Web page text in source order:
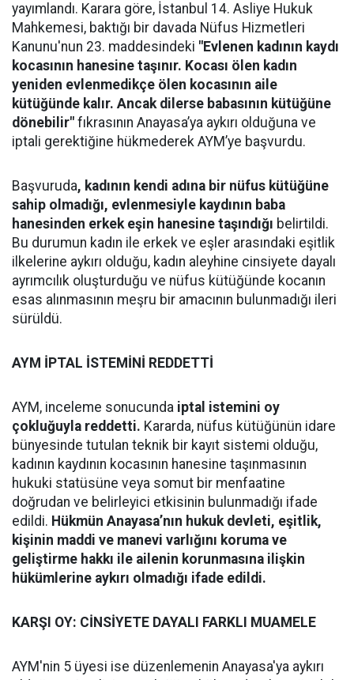
yayımlandı. Karara göre, İstanbul 14. Asliye Hukuk
Mahkemesi, baktığı bir davada Nüfus Hizmetleri
Kanunu'nun 23. maddesindeki "Evlenen kadının kaydı
kocasının hanesine taşınır. Kocası ölen kadın
yeniden evlenmedikçe ölen kocasının aile
kütüğünde kalır. Ancak dilerse babasının kütüğüne
dönebilir" fıkrasının Anayasa’ya aykırı olduğuna ve
iptali gerektiğine hükmederek AYM’ye başvurdu.
Başvuruda, kadının kendi adına bir nüfus kütüğüne
sahip olmadığı, evlenmesiyle kaydının baba
hanesinden erkek eşin hanesine taşındığı belirtildi.
Bu durumun kadın ile erkek ve eşler arasındaki eşitlik
ilkelerine aykırı olduğu, kadın aleyhine cinsiyete dayalı
ayrımcılık oluşturduğu ve nüfus kütüğünde kocanın
esas alınmasının meşru bir amacının bulunmadığı ileri
sürüldü.
AYM İPTAL İSTEMİNİ REDDETTİ
AYM, inceleme sonucunda iptal istemini oy
çokluğuyla reddetti. Kararda, nüfus kütüğünün idare
bünyesinde tutulan teknik bir kayıt sistemi olduğu,
kadının kaydının kocasının hanesine taşınmasının
hukuki statüsüne veya somut bir menfaatine
doğrudan ve belirleyici etkisinin bulunmadığı ifade
edildi. Hükmün Anayasa’nın hukuk devleti, eşitlik,
kişinin maddi ve manevi varlığını koruma ve
geliştirme hakkı ile ailenin korunmasına ilişkin
hükümlerine aykırı olmadığı ifade edildi.
KARŞI OY: CİNSİYETE DAYALI FARKLI MUAMELE
AYM'nin 5 üyesi ise düzenlemenin Anayasa'ya aykırı